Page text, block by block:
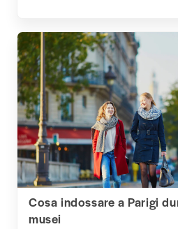
Cosa indossare a Parigi
musei